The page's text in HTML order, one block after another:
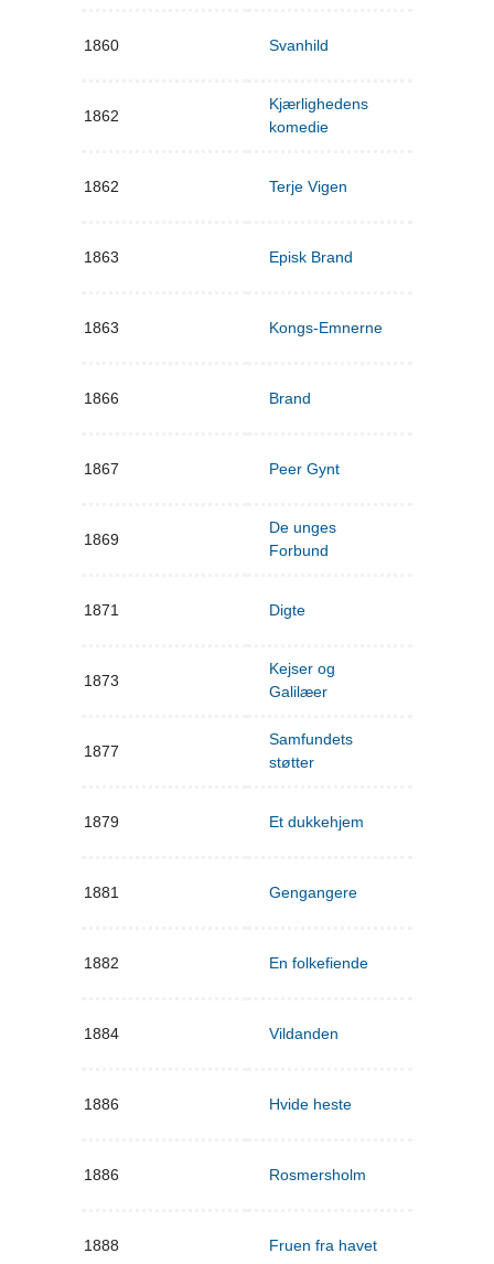
1860 Svanhild
1862
Kjærlighedens
komedie
1862 Terje Vigen
1863 Episk Brand
1863 Kongs-Emnerne
1866 Brand
1867 Peer Gynt
1869
De unges
Forbund
1871 Digte
1873
Kejser og
Galilæer
1877
Samfundets
støtter
1879 Et dukkehjem
1881 Gengangere
1882 En folkefiende
1884 Vildanden
1886 Hvide heste
1886 Rosmersholm
1888 Fruen fra havet